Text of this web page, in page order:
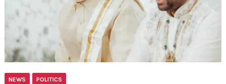
NEWS POLITICS